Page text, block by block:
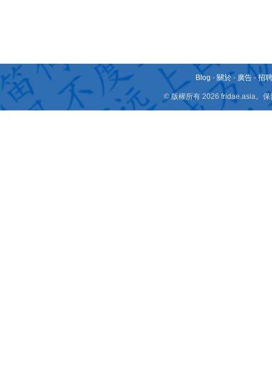
Blog - 關於 - 廣告 -招
© 版權所有 2026 fridae.asia。